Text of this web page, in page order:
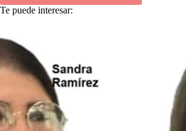
Te puede interesar: